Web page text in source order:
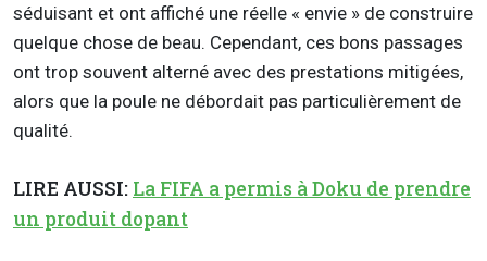
séduisant et ont affiché une réelle « envie » de construire
quelque chose de beau. Cependant, ces bons passages
ont trop souvent alterné avec des prestations mitigées,
alors que la poule ne débordait pas particulièrement de
qualité.
LIRE AUSSI: La FIFA a permis à Doku de prendre
un produit dopant